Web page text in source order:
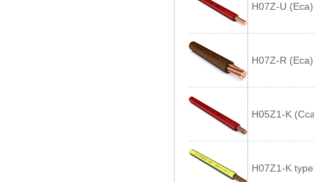
H07Z-U (Eca)
H07Z-R (Eca)
H05Z1-K
H07Z1-K